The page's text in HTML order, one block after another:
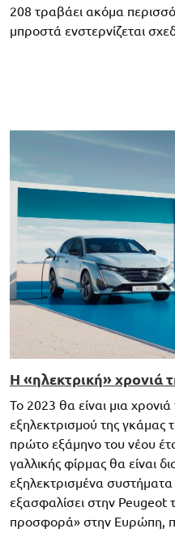
208 τραβάει ακόμα
μπροστά ενστερνίζεται
Η «ηλεκτρική» χρονιά
Το 2023 θα είναι μια
εξηλεκτρισμού της
πρώτο εξάμηνο του νέου
γαλλικής φίρμας θα είναι
εξηλεκτρισμένα
εξασφαλίσει στην Peugeot
προσφορά» στην Ευρώπη,